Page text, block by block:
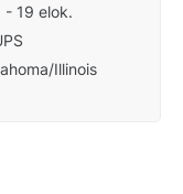
- 19 elok.
Illinois